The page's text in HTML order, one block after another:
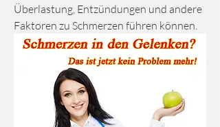
Überlastung, Entzündungen und andere
Faktoren zu Schmerzen führen können.